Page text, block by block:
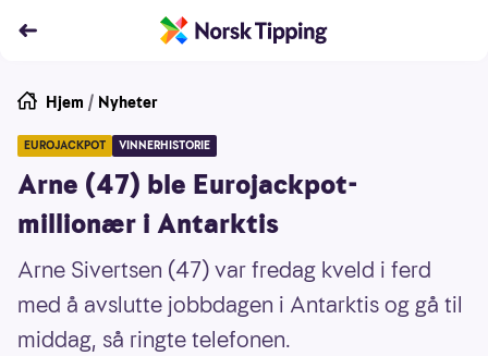
Hjem / Nyheter
EUROJACKPOT VINNERHISTORIE
Arne (47) ble Eurojackpot-
millionær i Antarktis
Arne Sivertsen (47) var fredag kveld i ferd
med å avslutte jobbdagen i Antarktis og gå til
middag, så ringte telefonen.